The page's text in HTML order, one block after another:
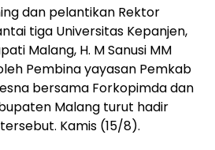
dan pelantikan Rektor
tiga Universitas Kepanjen,
Malang, H. M Sanusi MM
Pembina yayasan Pemkab
bersama Forkopimda dan
Malang turut hadir
Kamis (15/8).